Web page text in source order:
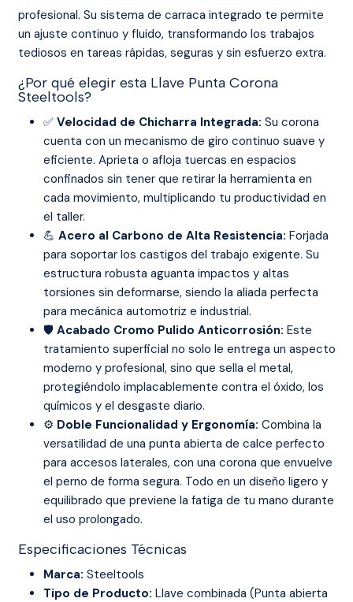
profesional. Su sistema de carraca integrado te permite
un ajuste continuo y fluido, transformando los trabajos
tediosos en tareas rápidas, seguras y sin esfuerzo extra.
¿Por qué elegir esta Llave Punta Corona
Steeltools?
✅ Velocidad de Chicharra Integrada: Su corona
cuenta con un mecanismo de giro continuo suave y
eficiente. Aprieta o afloja tuercas en espacios
confinados sin tener que retirar la herramienta en
cada movimiento, multiplicando tu productividad en
el taller.
💪 Acero al Carbono de Alta Resistencia: Forjada
para soportar los castigos del trabajo exigente. Su
estructura robusta aguanta impactos y altas
torsiones sin deformarse, siendo la aliada perfecta
para mecánica automotriz e industrial.
🛡️ Acabado Cromo Pulido Anticorrosión: Este
tratamiento superficial no solo le entrega un aspecto
moderno y profesional, sino que sella el metal,
protegiéndolo implacablemente contra el óxido, los
químicos y el desgaste diario.
⚙️ Doble Funcionalidad y Ergonomía: Combina la
versatilidad de una punta abierta de calce perfecto
para accesos laterales, con una corona que envuelve
el perno de forma segura. Todo en un diseño ligero y
equilibrado que previene la fatiga de tu mano durante
el uso prolongado.
Especificaciones Técnicas
Marca: Steeltools
Tipo de Producto: Llave combinada (Punta abierta